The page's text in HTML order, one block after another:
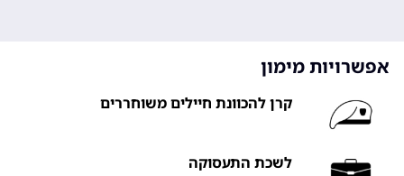
לשלב פתרונות אבטחה צד-שלישי
בצורה אופטימלית.
אפשרויות מימון
קרן להכוונת חיילים משוחררים
לשכת התעסוקה